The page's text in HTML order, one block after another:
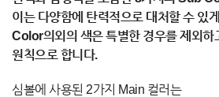
이는 다양함에 탄력적으로 대처할 수 있
Color의외의 색은 특별한 경우를 제외하
원칙으로 합니다.
심볼에 사용된 2가지 Main 컬러는